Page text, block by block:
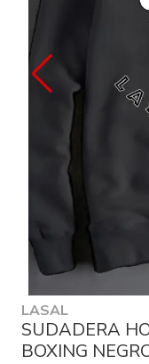
LASAL
SUDADERA
BOXING